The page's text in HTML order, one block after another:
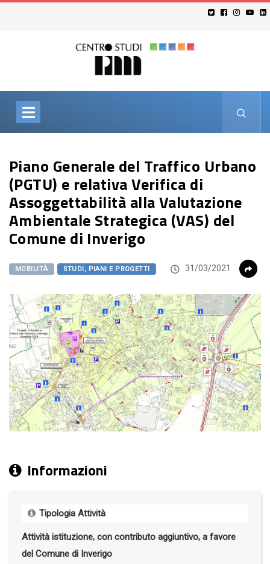
Piano Generale del Traffico Urbano
(PGTU) e relativa Verifica di
Assoggettabilità alla Valutazione
Ambientale Strategica (VAS) del
Comune di Inverigo
MOBILITÀ STUDI, PIANI E PROGETTI 31/03/2021
Informazioni
Tipologia Attività
Attività istituzione, con contributo aggiuntivo, a favore
del Comune di Inverigo